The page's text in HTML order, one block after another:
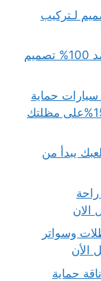
الرياض..أكثرمن 500 تصميم لـتركيب
مظلات شد انشائي الرياض..ضمان معتمد 100% تصميم
حماية
مثالية 100%من أشعة الشمس..خصم 15%على مظلتك
يبدأ من
وسواتر
الأن
حماية